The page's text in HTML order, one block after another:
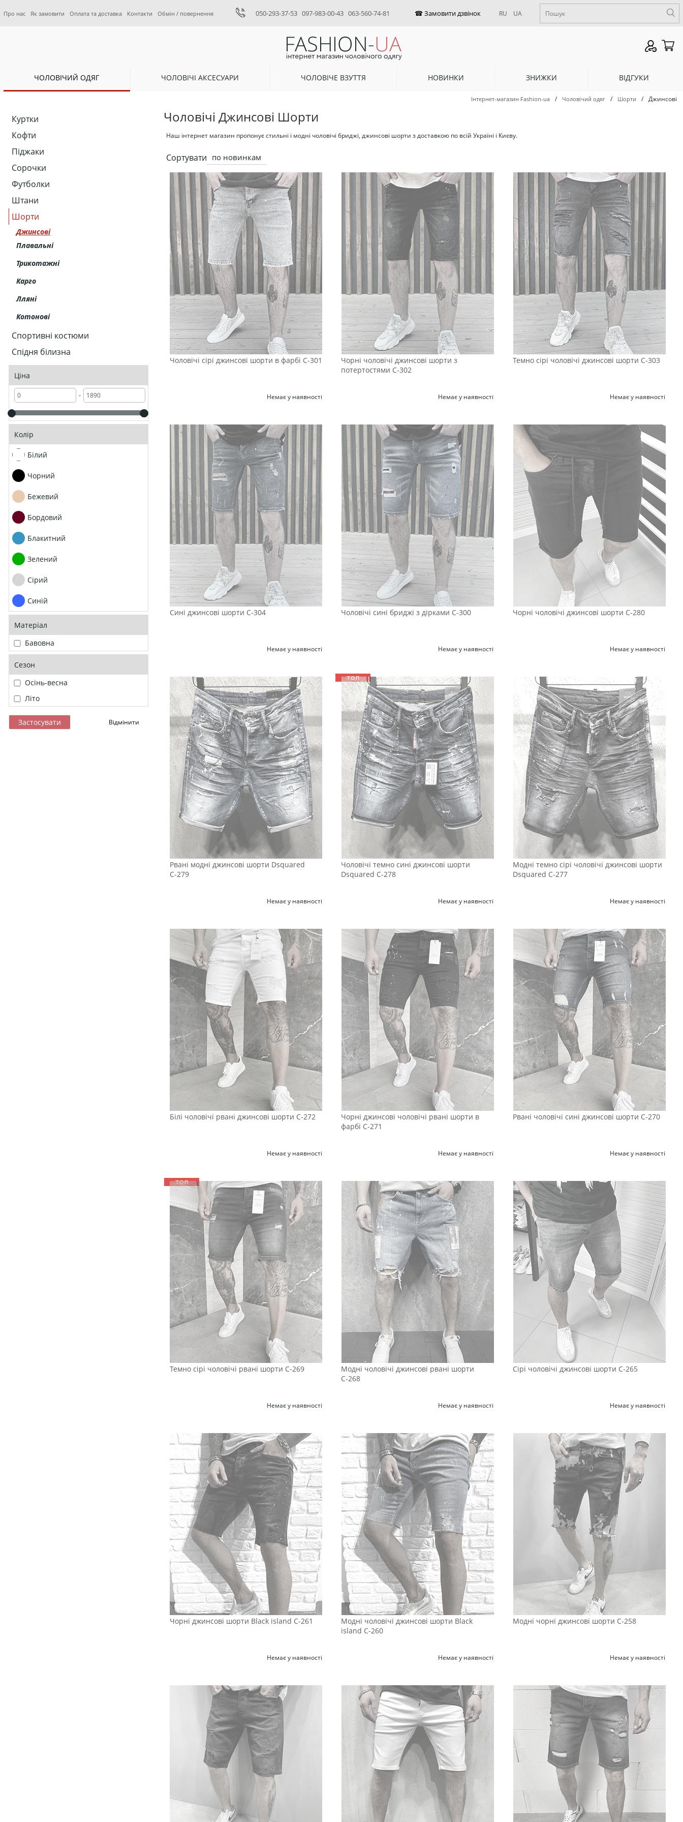
Про нас Як замовити Оплата та доставка Контакти Обмін / повернення 050-293-37-53 097-983-00-43 063-560-74-81 RU UA
ЧОЛОВІЧИЙ ОДЯГ ЧОЛОВІЧІ АКСЕСУАРИ ЧОЛОВІЧЕ ВЗУТТЯ НОВИНКИ ЗНИЖКИ ВІДГУКИ
Інтернет-магазин Fashion-ua / Чоловічий одяг / Шорти / Джинсові
Куртки
Кофти
Піджаки
Сорочки
Футболки
Штани
Шорти
Джинсові
Плавальні
Трикотажні
Карго
Лляні
Котонові
Спортивні костюми
Спідня білизна
Ціна
-
Колір
Білий
Чорний
Бежевий
Бордовий
Блакитний
Зелений
Сірий
Синій
Матеріал
Бавовна
Сезон
Осінь-весна
Літо
Чоловічі Джинсові Шорти
Наш інтернет магазин пропонує стильні і модні чоловічі бриджі, джинсові шорти з доставкою по всій Україні і Києву.
Сортувати по новинкам
Чоловічі сірі джинсові шорти в фарбі С-301
Немає у наявності
Чорні чоловічі джинсові шорти з
потертостями С-302
Немає у наявності
Темно сірі чоловічі джинсові шорти С-303
Немає у наявності
Сині джинсові шорти С-304
Немає у наявності
Чоловічі сині бриджі з дірками С-300
Немає у наявності
Чорні чоловічі джинсові шорти С-280
Немає у наявності
Рвані модні джинсові шорти Dsquared
С-279
Немає у наявності
Чоловічі темно сині джинсові шорти
Dsquared С-278
Немає у наявності
Модні темно сірі чоловічі джинсові шорти
Dsquared С-277
Немає у наявності
Білі чоловічі рвані джинсові шорти С-272
Немає у наявності
Чорні джинсові чоловічі рвані шорти в
фарбі С-271
Немає у наявності
Рвані чоловічі сині джинсові шорти С-270
Немає у наявності
Темно сірі чоловічі рвані шорти С-269
Немає у наявності
Модні чоловічі джинсові рвані шорти
С-268
Немає у наявності
Сірі чоловічі джинсові шорти С-265
Немає у наявності
Чорні джинсові шорти Black island С-261
Немає у наявності
Модні чоловічі джинсові шорти Black
island С-260
Немає у наявності
Модні чорні джинсові шорти С-258
Немає у наявності